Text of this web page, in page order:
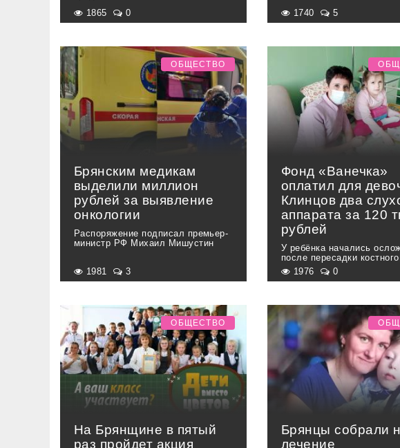
1865 0 1740 5
Брянским медикам
выделили миллион
рублей за выявление
онкологии
Распоряжение подписал премьер-
министр РФ Михаил Мишустин
ОБЩЕСТВО
1981 3
Фонд «Ванечка»
оплатил для
Клинцов два
аппарата за 120
рублей
У ребёнка начались
после пересадки
1976 0
На Брянщине в пятый
раз пройдет акция
ОБЩЕСТВО
Брянцы собрали
лечение